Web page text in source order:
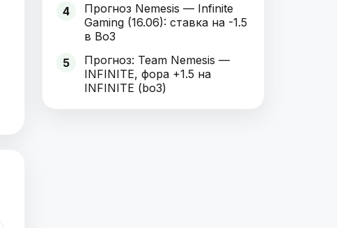
4
Прогноз Nemesis — Infinite
Gaming (16.06): ставка на -1.5
в Bo3
5
Прогноз: Team Nemesis —
INFINITE, фора +1.5 на
INFINITE (bo3)